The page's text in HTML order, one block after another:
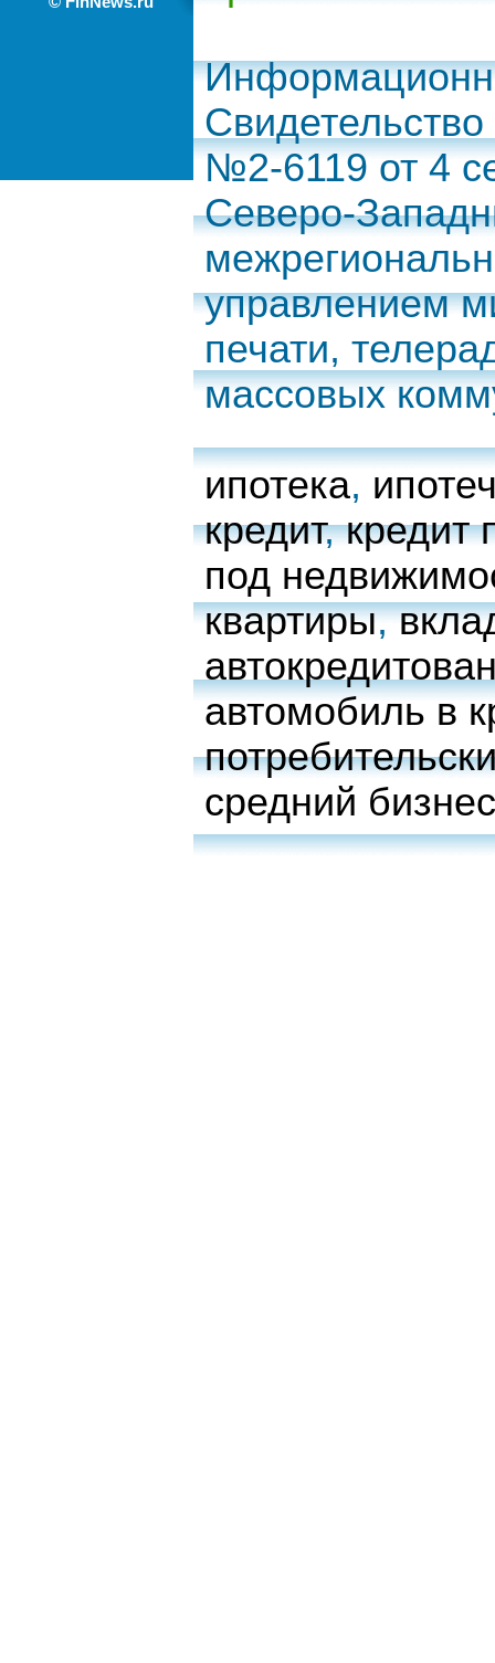
№2-6119 от 4
Северо-
управлением
печати,
массовых
ипотека,
кредит,кредит
под
квартиры,
автомобиль в
средний бизнес